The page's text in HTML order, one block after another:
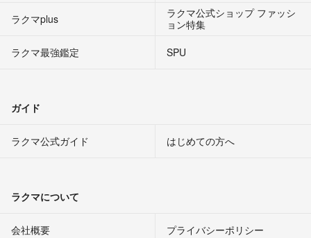
急ぎで売りたいわけではないので大幅な値下げは現時点では考えてお
ご要望に添えず、申し訳ございません。
過去のコメント欄みてお願いしたいのですが
いますが、如何でしょうか、宜しくお願い致します。
wztn様
IMEI番号ですが、
ラクマplus
ラクマ公式ショップ ファッシ
ョン特集
ラクマ最強鑑定
SPU
ガイド
ラクマ公式ガイド はじめての方へ
ラクマについて
会社概要 プライバシーポリシー